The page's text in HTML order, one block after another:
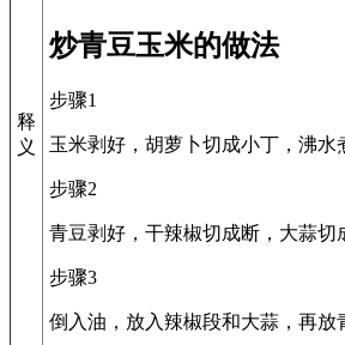
释
义
炒青豆玉米的做法
步骤1
玉米剥好，胡萝卜切成小丁，沸水
步骤2
青豆剥好，干辣椒切成断，大蒜切
步骤3
倒入油，放入辣椒段和大蒜，再放